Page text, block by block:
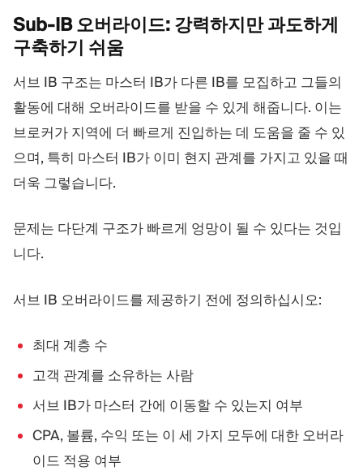
Sub-IB 오버라이드: 강력하지만 과도하게
구축하기 쉬움
서브 IB 구조는 마스터 IB가 다른 IB를 모집하고 그들의
활동에 대해 오버라이드를 받을 수 있게 해줍니다. 이는
브로커가 지역에 더 빠르게 진입하는 데 도움을 줄 수 있
으며, 특히 마스터 IB가 이미 현지 관계를 가지고 있을 때
더욱 그렇습니다.
문제는 다단계 구조가 빠르게 엉망이 될 수 있다는 것입
니다.
서브 IB 오버라이드를 제공하기 전에 정의하십시오:
최대 계층 수
고객 관계를 소유하는 사람
서브 IB가 마스터 간에 이동할 수 있는지 여부
CPA, 볼륨, 수익 또는 이 세 가지 모두에 대한 오버라
이드 적용 여부